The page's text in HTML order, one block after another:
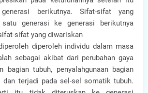
berikutnya. Sifat-sifat yang
generasi ke generasi berikutnya
sifat yang diwariskan
diperoleh individu dalam masa
sebagai akibat dari perubahan gaya
bagian tubuh, penyalahgunaan bagian
dan terjadi pada sel-sel somatik tubuh.